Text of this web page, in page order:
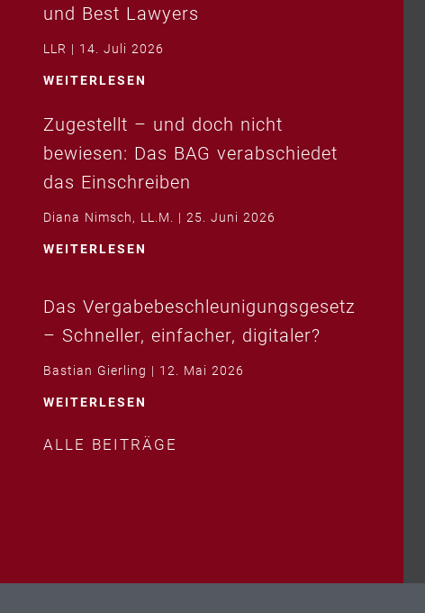
und Best Lawyers
LLR 14. Juli 2026
WEITERLESEN
Zugestellt – und doch nicht
bewiesen: Das BAG verabschiedet
das Einschreiben
Diana Nimsch, LL.M. 25. Juni 2026
WEITERLESEN
Das Vergabebeschleunigungsgesetz
– Schneller, einfacher, digitaler?
Bastian Gierling 12. Mai 2026
WEITERLESEN
ALLE BEITRÄGE